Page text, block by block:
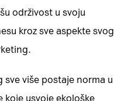
održivost u svoju
kroz sve aspekte svog
sve više postaje norma u
koje usvoje ekološke